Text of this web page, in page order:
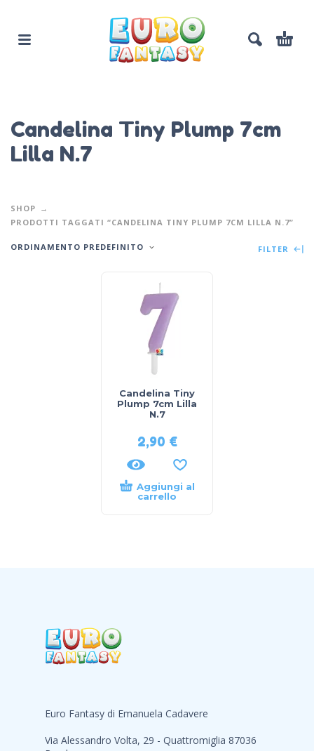
Candelina Tiny Plump 7cm
Lilla N.7
SHOP
PRODOTTI TAGGATI “CANDELINA TINY PLUMP 7CM LILLA N.7”
ORDINAMENTO PREDEFINITO FILTER
Candelina Tiny
Plump 7cm Lilla
N.7
2,90 €
Aggiungi al
carrello
Euro Fantasy di Emanuela Cadavere
Via Alessandro Volta, 29 - Quattromiglia 87036